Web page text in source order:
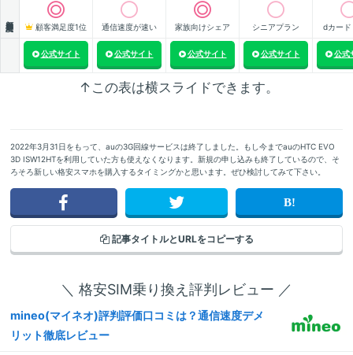
顧客満足度1位 通信速度が速い 家族向けシェア シニアプラン dカード
公式サイト 公式サイト 公式サイト 公式サイト 公式
↑この表は横スライドできます。
2022年3月31日をもって、auの3G回線サービスは終了しました。もし今までauのHTC EVO
3D ISW12HTを利用していた方も使えなくなります。新規の申し込みも終了しているので、そ
ろそろ新しい格安スマホを購入するタイミングかと思います。ぜひ検討してみて下さい。
記事タイトルとURLをコピーする
＼ 格安SIM乗り換え評判レビュー ／
mineo(マイネオ)評判評価口コミは？通信速度デメ
リット徹底レビュー